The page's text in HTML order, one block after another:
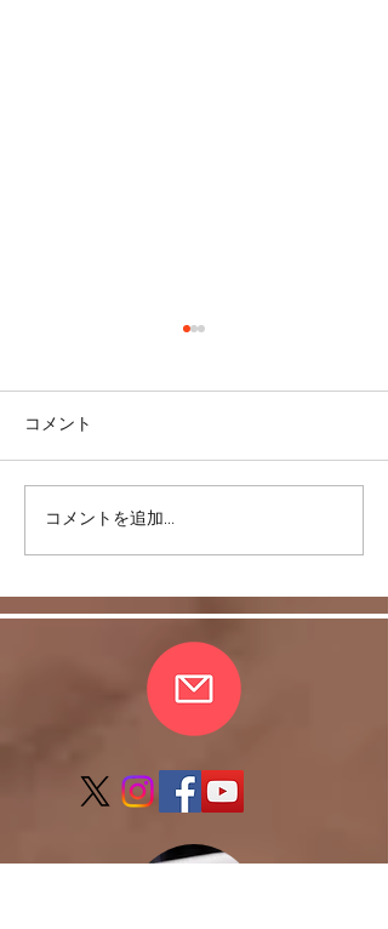
コロナも5類に移行するの
か？
コメント
コメントを追加…